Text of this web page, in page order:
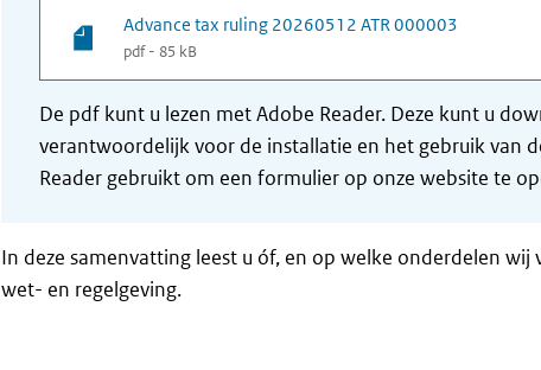
Advance tax ruling 20260512 ATR 000003
pdf - 85 kB
De pdf kunt u lezen met Adobe Reader. Deze kunt u
verantwoordelijk voor de installatie en het gebruik van
Reader gebruikt om een formulier op onze website te
In deze samenvatting leest u óf, en op welke onderdelen
wet- en regelgeving.